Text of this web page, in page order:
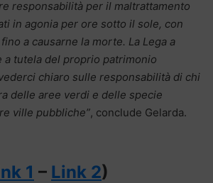
responsabilità per il maltrattamento
in agonia per ore sotto il sole, con
a causarne la morte. La Lega a
a tutela del proprio patrimonio
chiaro sulle responsabilità di chi
delle aree verdi e delle specie
ville pubbliche”, conclude Gelarda.
1 – Link 2)